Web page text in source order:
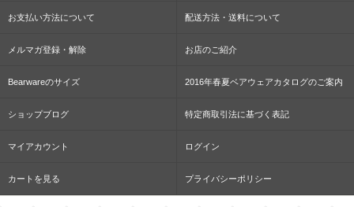
お支払い方法について 配送方法・送料について
メルマガ登録・解除 お店のご紹介
Bearwareのサイズ 2016年春夏ベアウェアカタログのご案内
ショップブログ 特定商取引法に基づく表記
マイアカウント ログイン
カートを見る プライバシーポリシー